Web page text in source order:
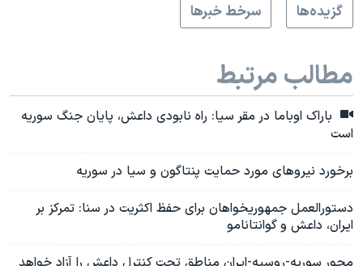
گزيده‌ها
سرخط خبرها
مطالب مرتبط
باراک اوباما در مقر سیا: راه نابودی داعش، پایان جنگ سوریه
است
برخورد نیروهای مورد حمایت پنتاگون و سیا در سوریه
دستورالعمل جمهوریخواهان برای حفظ اکثریت در سنا: تمرکز بر
ایران، داعش و گوانتانامو